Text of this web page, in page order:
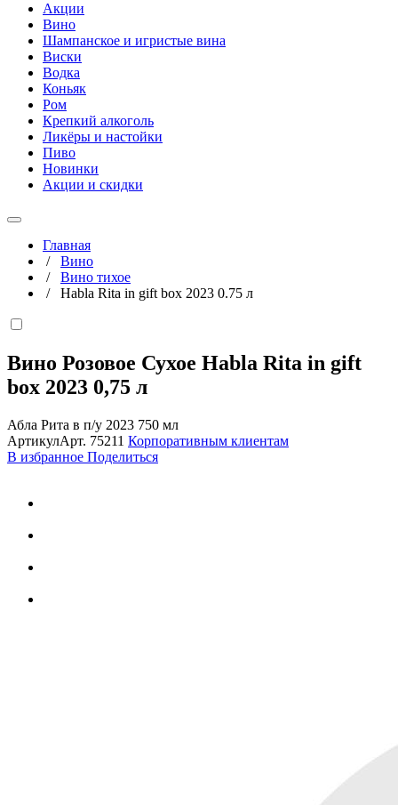
Акции
Вино
Шампанское и игристые вина
Виски
Водка
Коньяк
Ром
Крепкий алкоголь
Ликёры и настойки
Пиво
Новинки
Акции и скидки
Главная
/ Вино
/ Вино тихое
/ Habla Rita in gift box 2023 0.75 л
Вино Розовое Сухое Habla Rita in gift
box 2023 0,75 л
Абла Рита в п/у 2023 750 мл
АртикулАрт. 75211 Корпоративным клиентам
В избранное Поделиться